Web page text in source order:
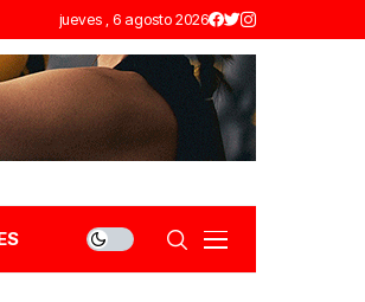
jueves , 6 agosto 2026